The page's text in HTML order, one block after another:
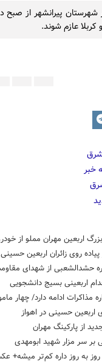
کربلا عازم شوند.
اربعین مهران مملو از
روی زائران اربعین حسینی
حشدالشعبی از شهدای
اربعینی بسیج دانشجویی
مذاکرات ادامه دارد/ چهار
حسینی در اهواز
از پارکینگ مهران
بر سر مزار شهید ابومهدی
روز به روز داره کم‌تر میشه+